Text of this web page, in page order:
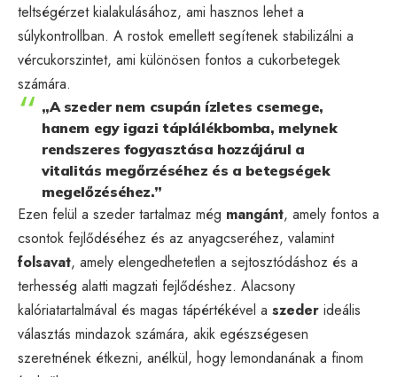
teltségérzet kialakulásához, ami hasznos lehet a
súlykontrollban. A rostok emellett segítenek stabilizálni a
vércukorszintet, ami különösen fontos a cukorbetegek
számára.
„A szeder nem csupán ízletes csemege,
hanem egy igazi táplálékbomba, melynek
rendszeres fogyasztása hozzájárul a
vitalitás megőrzéséhez és a betegségek
megelőzéséhez.”
Ezen felül a szeder tartalmaz még mangánt, amely fontos a
csontok fejlődéséhez és az anyagcseréhez, valamint
folsavat, amely elengedhetetlen a sejtosztódáshoz és a
terhesség alatti magzati fejlődéshez. Alacsony
kalóriatartalmával és magas tápértékével a szeder ideális
választás mindazok számára, akik egészségesen
szeretnének étkezni, anélkül, hogy lemondanának a finom